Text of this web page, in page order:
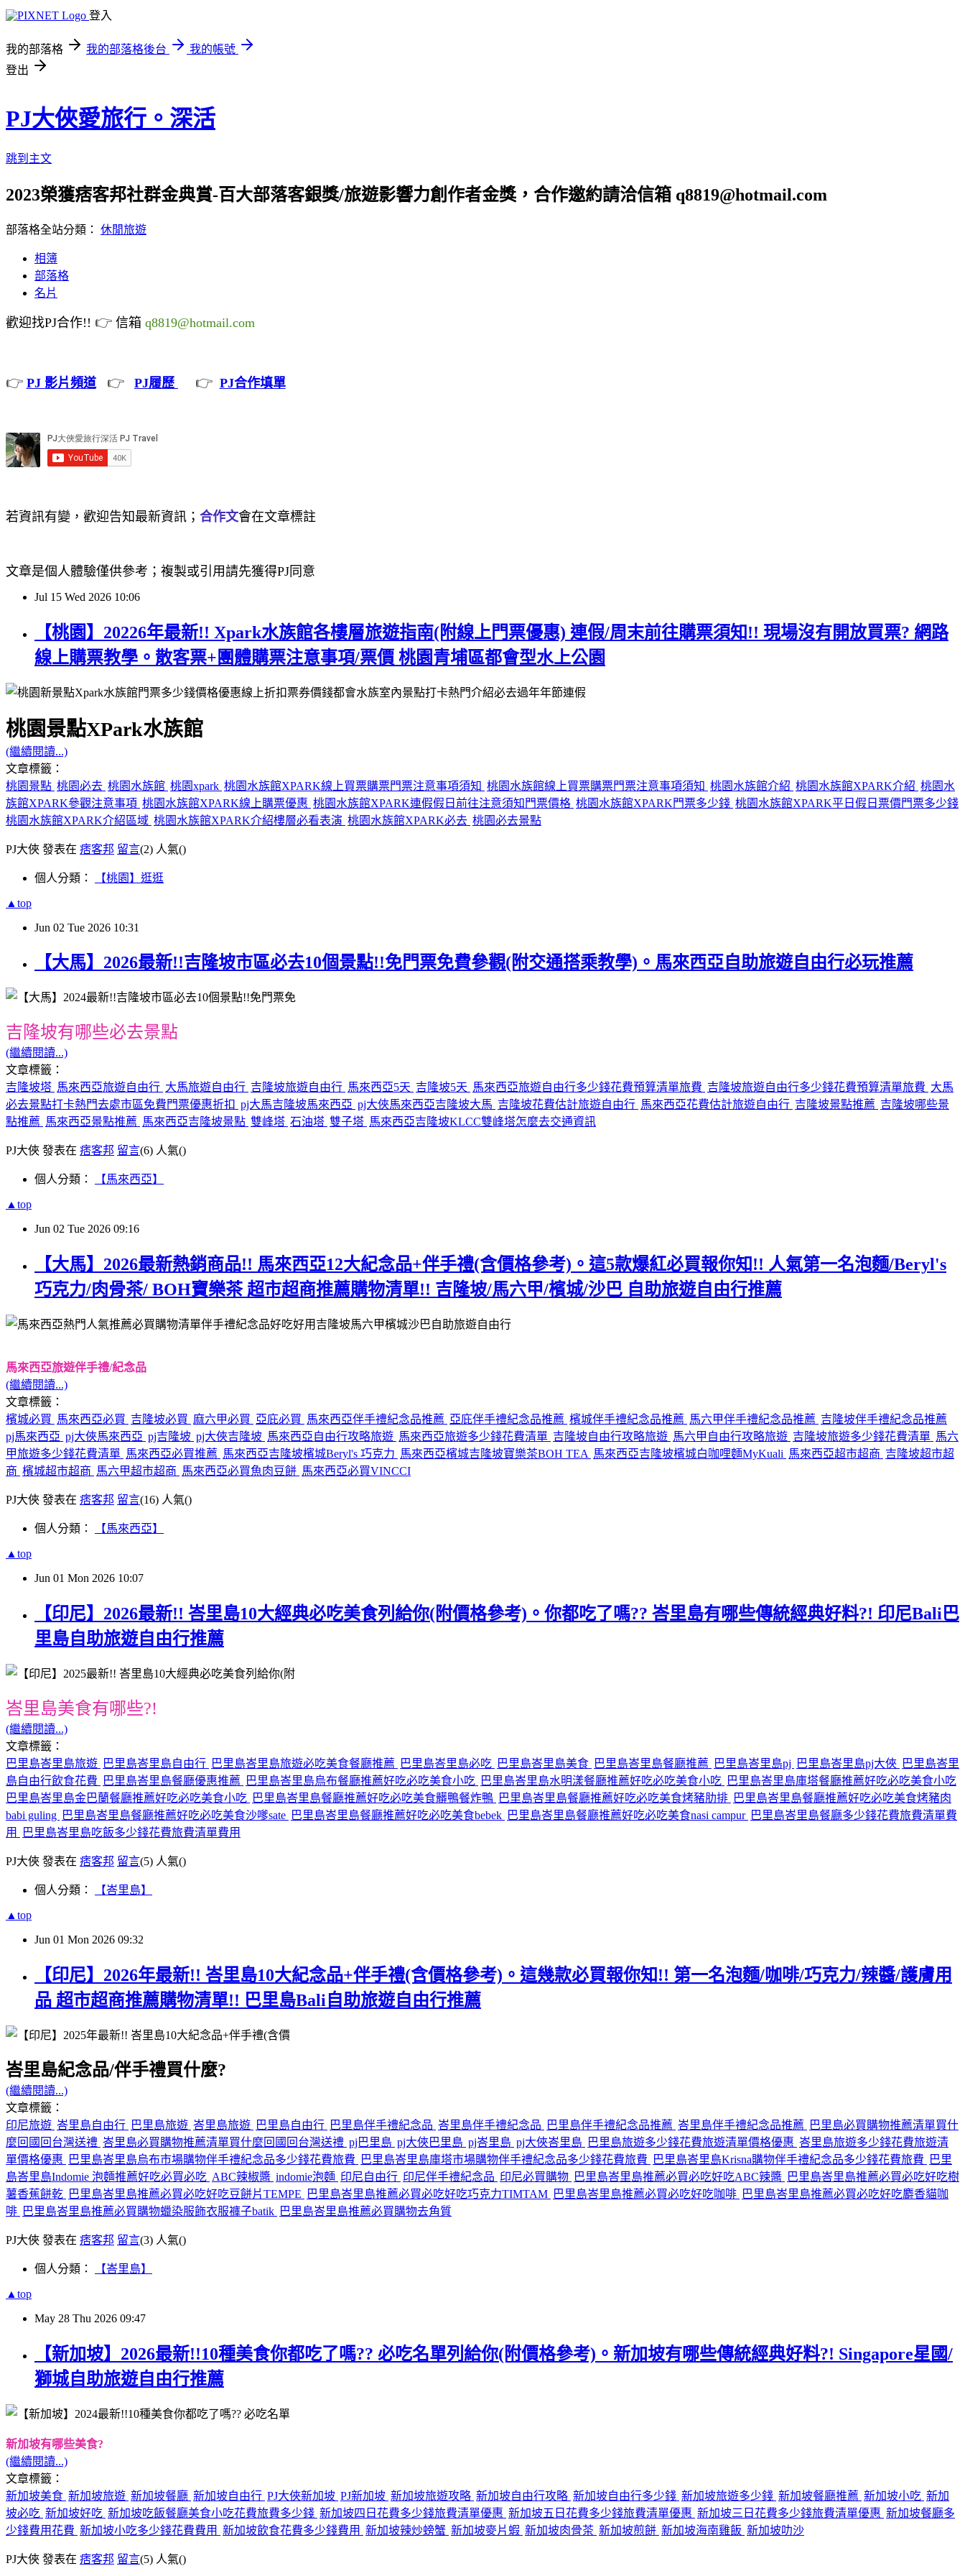
登入
我的部落格 我的部落格後台
我的帳號
登出
PJ大俠愛旅行。深活
跳到主文
2023榮獲痞客邦社群金典賞-百大部落客銀獎/旅遊影響力創作者金獎，合作邀約請洽信箱 q8819@hotmail.com
部落格全站分類： 休閒旅遊
相簿
部落格
名片
歡迎找PJ合作!! 👉 信箱 q8819@hotmail.com
👉 PJ 影片頻道 👉 PJ履歷 👉 PJ合作填單
若資訊有變，歡迎告知最新資訊； 合作文會在文章標註
文章是個人體驗僅供參考；複製或引用請先獲得PJ同意
Jul 15 Wed 2026 10:06
【桃園】20226年最新!! Xpark水族館各樓層旅遊指南(附線上門票優惠) 連假/周末前往購票須知!! 現場沒有開放買票? 網路
線上購票教學。散客票+團體購票注意事項/票價 桃園青埔區都會型水上公園
桃園景點XPark水族館
(繼續閱讀...)
文章標籤：
桃園景點 桃園必去 桃園水族館 桃園xpark 桃園水族館XPARK線上買票購票門票注意事項須知 桃園水族館線上買票購票門票注意事項須知 桃園水族館介紹 桃園水族館XPARK介紹 桃園水
族館XPARK參觀注意事項 桃園水族館XPARK線上購票優惠 桃園水族館XPARK連假假日前往注意須知門票價格 桃園水族館XPARK門票多少錢 桃園水族館XPARK平日假日票價門票多少錢
桃園水族館XPARK介紹區域 桃園水族館XPARK介紹樓層必看表演 桃園水族館XPARK必去 桃園必去景點
PJ大俠 發表在 痞客邦 留言(2) 人氣()
個人分類： 【桃園】逛逛
▲top
Jun 02 Tue 2026 10:31
【大馬】2026最新!!吉隆坡市區必去10個景點!!免門票免費參觀(附交通搭乘教學)。馬來西亞自助旅遊自由行必玩推薦
吉隆坡有哪些必去景點
(繼續閱讀...)
文章標籤：
吉隆坡塔 馬來西亞旅遊自由行 大馬旅遊自由行 吉隆坡旅遊自由行 馬來西亞5天 吉隆坡5天 馬來西亞旅遊自由行多少錢花費預算清單旅費 吉隆坡旅遊自由行多少錢花費預算清單旅費 大馬
必去景點打卡熱門去處市區免費門票優惠折扣 pj大馬吉隆坡馬來西亞 pj大俠馬來西亞吉隆坡大馬 吉隆坡花費估計旅遊自由行 馬來西亞花費估計旅遊自由行 吉隆坡景點推薦 吉隆坡哪些景
點推薦 馬來西亞景點推薦 馬來西亞吉隆坡景點 雙峰塔 石油塔 雙子塔 馬來西亞吉隆坡KLCC雙峰塔怎麼去交通資訊
PJ大俠 發表在 痞客邦 留言(6) 人氣()
個人分類： 【馬來西亞】
▲top
Jun 02 Tue 2026 09:16
【大馬】2026最新熱銷商品!! 馬來西亞12大紀念品+伴手禮(含價格參考)。這5款爆紅必買報你知!! 人氣第一名泡麵/Beryl's
巧克力/肉骨茶/ BOH寶樂茶 超市超商推薦購物清單!! 吉隆坡/馬六甲/檳城/沙巴 自助旅遊自由行推薦
馬來西亞旅遊伴手禮/紀念品
(繼續閱讀...)
文章標籤：
檳城必買 馬來西亞必買 吉隆坡必買 麻六甲必買 亞庇必買 馬來西亞伴手禮紀念品推薦 亞庇伴手禮紀念品推薦 檳城伴手禮紀念品推薦 馬六甲伴手禮紀念品推薦 吉隆坡伴手禮紀念品推薦
pj馬來西亞 pj大俠馬來西亞 pj吉隆坡 pj大俠吉隆坡 馬來西亞自由行攻略旅遊 馬來西亞旅遊多少錢花費清單 吉隆坡自由行攻略旅遊 馬六甲自由行攻略旅遊 吉隆坡旅遊多少錢花費清單 馬六
甲旅遊多少錢花費清單 馬來西亞必買推薦 馬來西亞吉隆坡檳城Beryl's 巧克力 馬來西亞檳城吉隆坡寶樂茶BOH TEA 馬來西亞吉隆坡檳城白咖哩麵MyKuali 馬來西亞超市超商 吉隆坡超市超
商 檳城超市超商 馬六甲超市超商 馬來西亞必買魚肉豆餅 馬來西亞必買VINCCI
PJ大俠 發表在 痞客邦 留言(16) 人氣()
個人分類： 【馬來西亞】
▲top
Jun 01 Mon 2026 10:07
【印尼】2026最新!! 峇里島10大經典必吃美食列給你(附價格參考)。你都吃了嗎?? 峇里島有哪些傳統經典好料?! 印尼Bali巴
里島自助旅遊自由行推薦
峇里島美食有哪些?!
(繼續閱讀...)
文章標籤：
巴里島峇里島旅遊 巴里島峇里島自由行 巴里島峇里島旅遊必吃美食餐廳推薦 巴里島峇里島必吃 巴里島峇里島美食 巴里島峇里島餐廳推薦 巴里島峇里島pj 巴里島峇里島pj大俠 巴里島峇里
島自由行飲食花費
巴里島峇里島餐廳優惠推薦 巴里島峇里島烏布餐廳推薦好吃必吃美食小吃 巴里島峇里島水明漾餐廳推薦好吃必吃美食小吃 巴里島峇里島庫塔餐廳推薦好吃必吃美食小吃
巴里島峇里島金巴蘭餐廳推薦好吃必吃美食小吃 巴里島峇里島餐廳推薦好吃必吃美食髒鴨餐炸鴨 巴里島峇里島餐廳推薦好吃必吃美食烤豬肋排 巴里島峇里島餐廳推薦好吃必吃美食烤豬肉
babi guling 巴里島峇里島餐廳推薦好吃必吃美食沙嗲sate 巴里島峇里島餐廳推薦好吃必吃美食bebek 巴里島峇里島餐廳推薦好吃必吃美食nasi campur 巴里島峇里島餐廳多少錢花費旅費清單費
用
巴里島峇里島吃飯多少錢花費旅費清單費用
PJ大俠 發表在 痞客邦 留言(5) 人氣()
個人分類： 【峇里島】
▲top
Jun 01 Mon 2026 09:32
【印尼】2026年最新!! 峇里島10大紀念品+伴手禮(含價格參考)。這幾款必買報你知!! 第一名泡麵/咖啡/巧克力/辣醬/護膚用
品 超市超商推薦購物清單!! 巴里島Bali自助旅遊自由行推薦
峇里島紀念品/伴手禮買什麼?
(繼續閱讀...)
文章標籤：
印尼旅遊 峇里島自由行 巴里島旅遊 峇里島旅遊 巴里島自由行 巴里島伴手禮紀念品 峇里島伴手禮紀念品 巴里島伴手禮紀念品推薦 峇里島伴手禮紀念品推薦
巴里島必買購物推薦清單買什
麼回國回台灣送禮 峇里島必買購物推薦清單買什麼回國回台灣送禮 pj巴里島 pj大俠巴里島 pj峇里島 pj大俠峇里島 巴里島旅遊多少錢花費旅遊清單價格優惠 峇里島旅遊多少錢花費旅遊清
單價格優惠
巴里島峇里島烏布市場購物伴手禮紀念品多少錢花費旅費 巴里島峇里島庫塔市場購物伴手禮紀念品多少錢花費旅費 巴里島峇里島Krisna購物伴手禮紀念品多少錢花費旅費
巴里
島峇里島Indomie 泡麵推薦好吃必買必吃 ABC辣椒醬 indomie泡麵 印尼自由行 印尼伴手禮紀念品 印尼必買購物 巴里島峇里島推薦必買必吃好吃ABC辣醬 巴里島峇里島推薦必買必吃好吃樹
薯香蕉餅乾 巴里島峇里島推薦必買必吃好吃豆餅片TEMPE 巴里島峇里島推薦必買必吃好吃巧克力TIMTAM 巴里島峇里島推薦必買必吃好吃咖啡 巴里島峇里島推薦必買必吃好吃麝香貓咖
啡 巴里島峇里島推薦必買購物蠟染服飾衣服褲子batik 巴里島峇里島推薦必買購物去角質
PJ大俠 發表在 痞客邦 留言(3) 人氣()
個人分類： 【峇里島】
▲top
May 28 Thu 2026 09:47
【新加坡】2026最新!!10種美食你都吃了嗎?? 必吃名單列給你(附價格參考)。新加坡有哪些傳統經典好料?! Singapore星國/
獅城自助旅遊自由行推薦
新加坡有哪些美食?
(繼續閱讀...)
文章標籤：
新加坡美食 新加坡旅遊 新加坡餐廳 新加坡自由行 PJ大俠新加坡 PJ新加坡 新加坡旅遊攻略 新加坡自由行攻略 新加坡自由行多少錢 新加坡旅遊多少錢 新加坡餐廳推薦 新加坡小吃 新加
坡必吃 新加坡好吃 新加坡吃飯餐廳美食小吃花費旅費多少錢 新加坡四日花費多少錢旅費清單優惠 新加坡五日花費多少錢旅費清單優惠 新加坡三日花費多少錢旅費清單優惠 新加坡餐廳多
少錢費用花費 新加坡小吃多少錢花費費用 新加坡飲食花費多少錢費用 新加坡辣炒螃蟹 新加坡麥片蝦 新加坡肉骨茶 新加坡煎餅 新加坡海南雞飯 新加坡叻沙
PJ大俠 發表在 痞客邦 留言(5) 人氣()